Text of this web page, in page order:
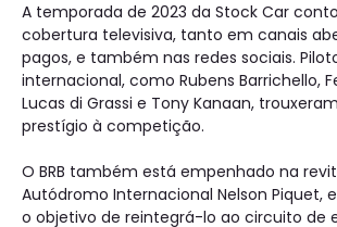
A temporada de 2023 da Stock Car
cobertura televisiva, tanto em canais
pagos, e também nas redes sociais.
internacional, como Rubens Barrichello,
Lucas di Grassi e Tony Kanaan,
prestígio à competição.
O BRB também está empenhado na
Autódromo Internacional Nelson Piquet,
o objetivo de reintegrá-lo ao circuito de